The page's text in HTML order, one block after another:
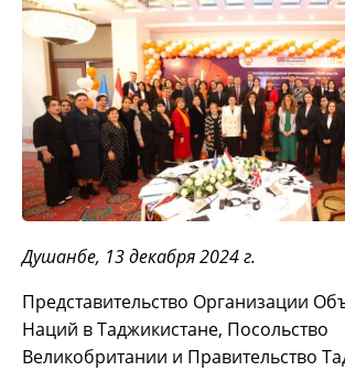
Душанбе, 13 декабря 2024 г.
Представительство Организации
Наций в Таджикистане, Посольство
Великобритании и Правительство